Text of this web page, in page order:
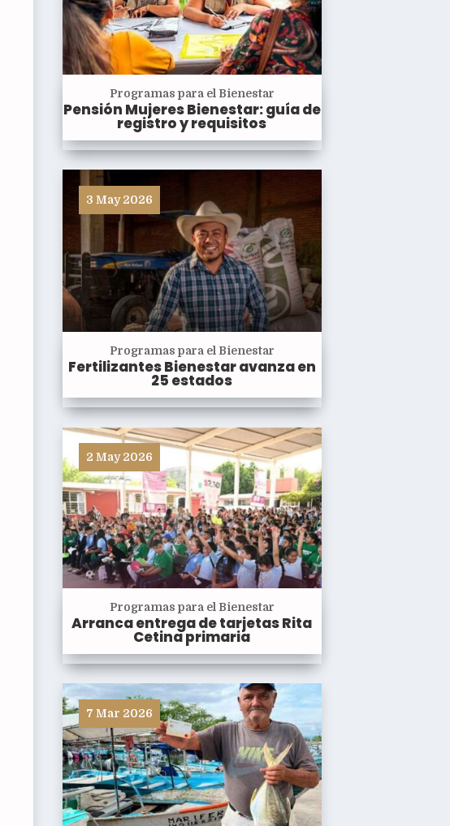
Programas para el Bienestar
Pensión Mujeres Bienestar: guía de
registro y requisitos
3 May 2026
Programas para el Bienestar
Fertilizantes Bienestar avanza en
25 estados
2 May 2026
Programas para el Bienestar
Arranca entrega de tarjetas Rita
Cetina primaria
7 Mar 2026